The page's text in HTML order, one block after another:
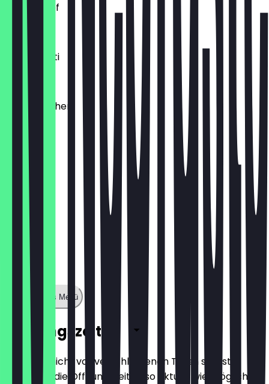
Laugenzopf
1,20 €
Dinkelkrusti
1,10 €
Käsebrötchen
1,60 €
Zeige ganzes Menü
Öffnungszeiten
Damit du nicht vor verschlossenen Türen stehst,
halten wir die Öffnungszeiten so aktuell wie möglich.